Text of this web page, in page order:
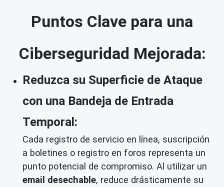
Puntos Clave para una
Ciberseguridad Mejorada:
Reduzca su Superficie de Ataque
con una Bandeja de Entrada
Temporal:
Cada registro de servicio en línea, suscripción
a boletines o registro en foros representa un
punto potencial de compromiso. Al utilizar un
email desechable, reduce drásticamente su